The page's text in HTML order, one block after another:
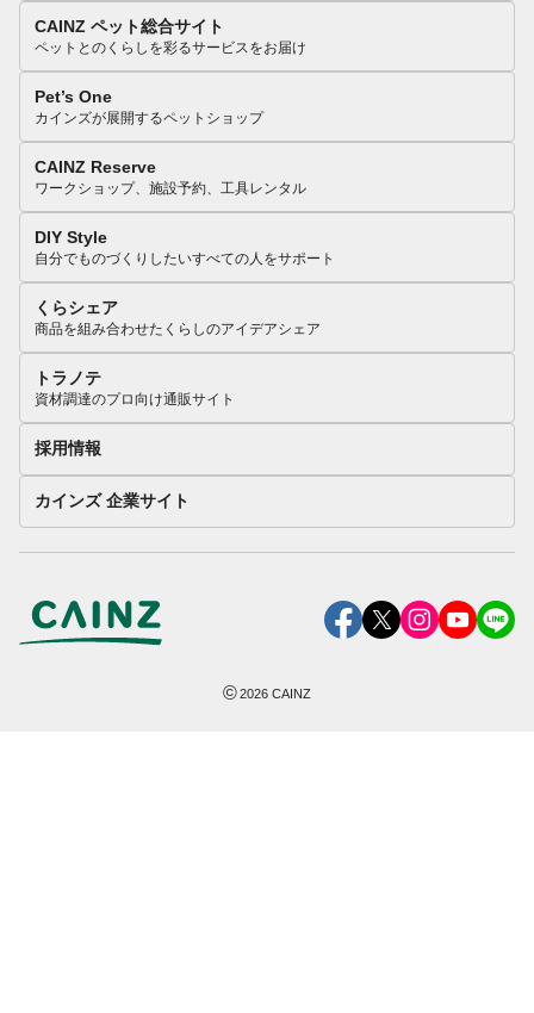
CAINZ ペット総合サイト
ペットとのくらしを彩るサービスをお届け
Pet’s One
カインズが展開するペットショップ
CAINZ Reserve
ワークショップ、施設予約、工具レンタル
DIY Style
自分でものづくりしたいすべての人をサポート
くらシェア
商品を組み合わせたくらしのアイデアシェア
トラノテ
資材調達のプロ向け通販サイト
採用情報
カインズ 企業サイト
©2026 CAINZ